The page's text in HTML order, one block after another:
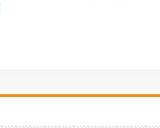
लिए